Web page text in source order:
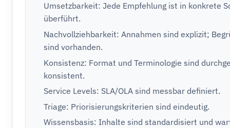
Umsetzbarkeit: Jede Empfehlung ist in konkrete
überführt.
Nachvollziehbarkeit: Annahmen sind explizit;
sind vorhanden.
Konsistenz: Format und Terminologie sind
konsistent.
Service Levels: SLA/OLA sind messbar definiert.
Triage: Priorisierungskriterien sind eindeutig.
Wissensbasis: Inhalte sind standardisiert und